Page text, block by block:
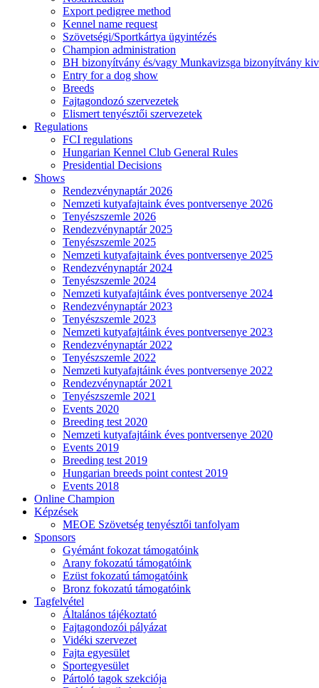
Export pedigree method
Kennel name request
Szövetségi/Sportkártya ügyintézés
Champion administration
BH bizonyítvány és/vagy Munkavizsga bizonyítvány
Entry for a dog show
Breeds
Fajtagondozó szervezetek
Elismert tenyésztői szervezetek
Regulations
FCI regulations
Hungarian Kennel Club General Rules
Presidential Decisions
Shows
Rendezvénynaptár 2026
Nemzeti kutyafajtaink éves pontversenye 2026
Tenyészszemle 2026
Rendezvénynaptár 2025
Tenyészszemle 2025
Nemzeti kutyafajtaink éves pontversenye 2025
Rendezvénynaptár 2024
Tenyészszemle 2024
Nemzeti kutyafajtáink éves pontversenye 2024
Rendezvénynaptár 2023
Tenyészszemle 2023
Nemzeti kutyafajtáink éves pontversenye 2023
Rendezvénynaptár 2022
Tenyészszemle 2022
Nemzeti kutyafajtáink éves pontversenye 2022
Rendezvénynaptár 2021
Tenyészszemle 2021
Events 2020
Breeding test 2020
Nemzeti kutyafajtáink éves pontversenye 2020
Events 2019
Breeding test 2019
Hungarian breeds point contest 2019
Events 2018
Online Champion
Képzések
MEOE Szövetség tenyésztői tanfolyam
Sponsors
Gyémánt fokozat támogatóink
Arany fokozatú támogatóink
Ezüst fokozatú támogatóink
Bronz fokozatú támogatóink
Tagfelvétel
Általános tájékoztató
Fajtagondozói pályázat
Vidéki szervezet
Fajta egyesület
Sportegyesület
Pártoló tagok szekciója